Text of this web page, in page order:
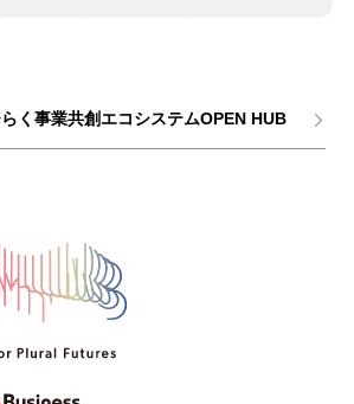
く事業共創エコシステムOPEN HUB